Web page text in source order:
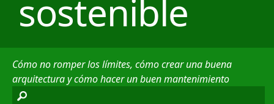
sostenible
Cómo no romper los límites, cómo crear una buena
arquitectura y cómo hacer un buen mantenimiento